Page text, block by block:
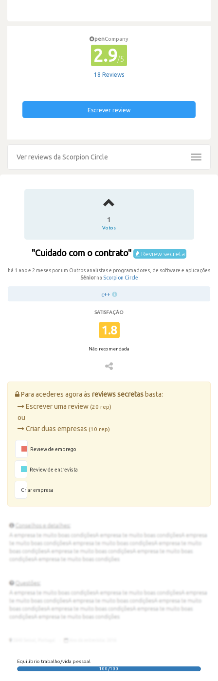
penCompany
2.9/5
18 Reviews
Escrever review
Ver reviews da Scorpion Circle
Toggle
1
Votos
"Cuidado com o contrato" Review secreta
há 1 ano e 2 meses por um Outros analistas e programadores, de software e aplicações
Séniorna Scorpion Circle
c++
SATISFAÇÃO
1.8
Não recomendada
Para acederes agora às reviews secretas basta:
Escrever uma review (20 rep)
ou
Criar duas empresas (10 rep)
Review de emprego
Review de entrevista
Criar empresa
Equilíbrio trabalho/vida pessoal
100/100